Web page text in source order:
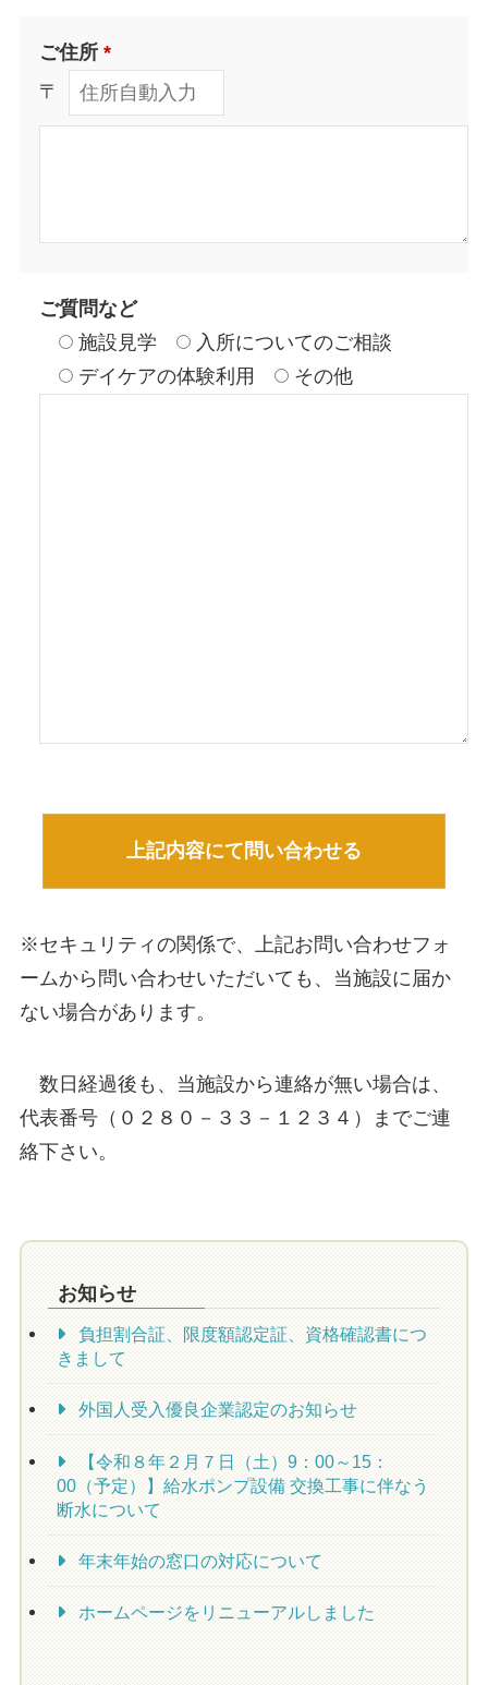
ご住所 *
〒
ご質問など
施設見学
入所についてのご相談
デイケアの体験利用
その他
※セキュリティの関係で、上記お問い合わせフォ
ームから問い合わせいただいても、当施設に届か
ない場合があります。
数日経過後も、当施設から連絡が無い場合は、
代表番号（０２８０－３３－１２３４）までご連
絡下さい。
お知らせ
負担割合証、限度額認定証、資格確認書につ
きまして
外国人受入優良企業認定のお知らせ
【令和８年２月７日（土）9：00～15：
00（予定）】給水ポンプ設備 交換工事に伴なう
断水について
年末年始の窓口の対応について
ホームページをリニューアルしました